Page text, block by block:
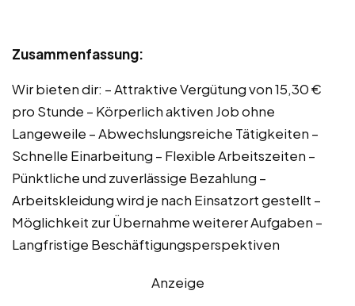
Zusammenfassung:
Wir bieten dir: – Attraktive Vergütung von 15,30 €
pro Stunde – Körperlich aktiven Job ohne
Langeweile – Abwechslungsreiche Tätigkeiten –
Schnelle Einarbeitung – Flexible Arbeitszeiten –
Pünktliche und zuverlässige Bezahlung –
Arbeitskleidung wird je nach Einsatzort gestellt –
Möglichkeit zur Übernahme weiterer Aufgaben –
Langfristige Beschäftigungsperspektiven
Anzeige